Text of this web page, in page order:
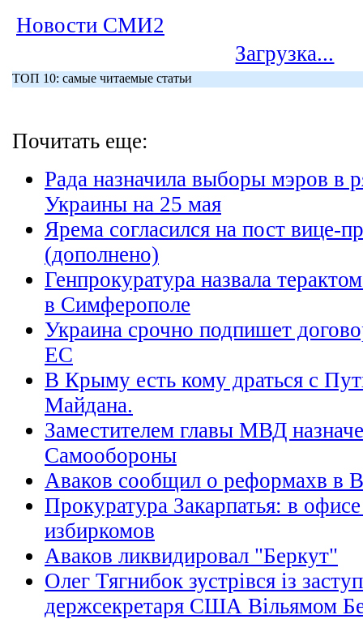
Новости СМИ2
Загрузка...
ТОП 10: самые читаемые статьи
Почитать еще:
Рада назначила выборы мэров в
Украины на 25 мая
Ярема согласился на пост вице-
(дополнено)
Генпрокуратура назвала
в Симферополе
Украина срочно подпишет
ЕС
В Крыму есть кому драться с
Майдана.
Заместителем главы МВД
Самообороны
Аваков сообщил о реформахв в
Прокуратура Закарпатья: в
избиркомов
Аваков ликвидировал "Беркут"
Олег Тягнибок зустрівся із
держсекретаря США Вільямом